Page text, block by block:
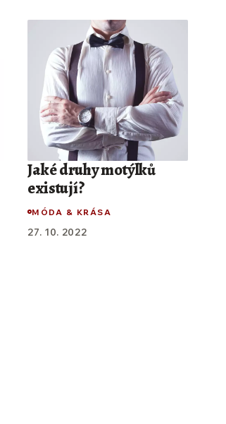
Jaké druhy motýlků
existují?
MÓDA & KRÁSA
27. 10. 2022